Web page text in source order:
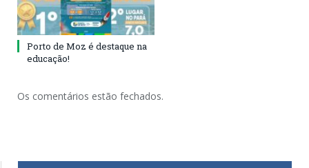
Porto de Moz é destaque na
educação!
Os comentários estão fechados.